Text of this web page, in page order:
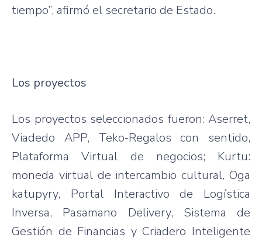
tiempo”, afirmó el secretario de Estado.
Los proyectos
Los proyectos seleccionados fueron: Aserret,
Viadedo APP, Teko-Regalos con sentido,
Plataforma Virtual de negocios; Kurtu:
moneda virtual de intercambio cultural, Oga
katupyry, Portal Interactivo de Logística
Inversa, Pasamano Delivery, Sistema de
Gestión de Financias y Criadero Inteligente